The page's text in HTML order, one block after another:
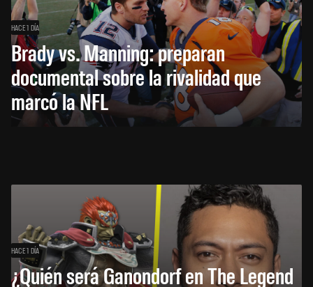
HACE 1 DÍA
Brady vs. Manning: preparan
documental sobre la rivalidad que
marcó la NFL
HACE 1 DÍA
¿Quién será Ganondorf en The Legend